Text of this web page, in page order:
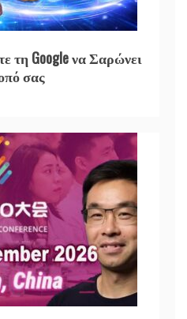
τη Google να Σαρώνει
σας